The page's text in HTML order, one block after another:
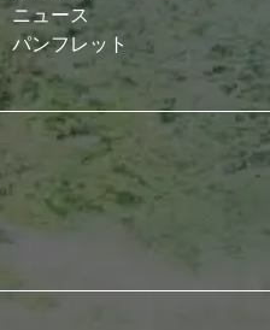
ニュース
パンフレット